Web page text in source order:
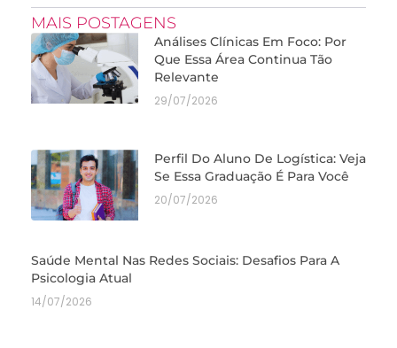
MAIS POSTAGENS
Análises Clínicas Em Foco: Por
Que Essa Área Continua Tão
Relevante
29/07/2026
Perfil Do Aluno De Logística: Veja
Se Essa Graduação É Para Você
20/07/2026
Saúde Mental Nas Redes Sociais: Desafios Para A
Psicologia Atual
14/07/2026